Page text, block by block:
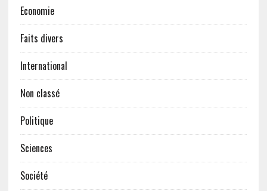
Economie
Faits divers
International
Non classé
Politique
Sciences
Société